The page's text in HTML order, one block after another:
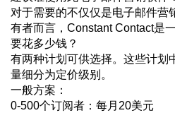
对于需要的不仅仅是电子邮件营
有者而言，Constant Contact是
要花多少钱？
有两种计划可供选择。这些计划
量细分为定价级别。
一般方案：
0-500个订阅者：每月20美元